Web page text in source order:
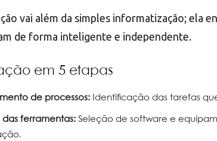
vai além da simples informatização; ela
de forma inteligente e independente.
em 5 etapas
de processos: Identificação das tarefas
das ferramentas: Seleção de software e